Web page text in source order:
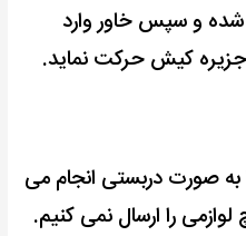
و سپس خاور وارد
کیش حرکت نماید.
به صورت دربستی انجام می
را ارسال نمی کنیم.